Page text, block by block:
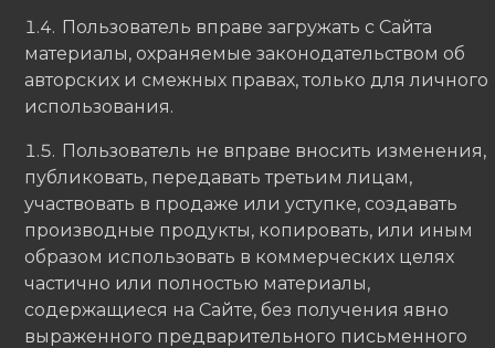
Пользователь вправе загружать с Сайта
материалы, охраняемые законодательством об
авторских и смежных правах, только для личного
использования.
Пользователь не вправе вносить изменения,
публиковать, передавать третьим лицам,
участвовать в продаже или уступке, создавать
производные продукты, копировать, или иным
образом использовать в коммерческих целях
частично или полностью материалы,
содержащиеся на Сайте, без получения явно
выраженного предварительного письменного